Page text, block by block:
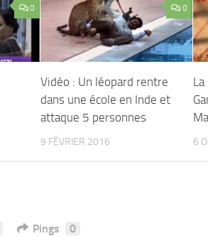
0 0
Vidéo : Un léopard rentre
dans une école en Inde et
attaque 5 personnes
9 FÉVRIER 2016 6
Pings 0